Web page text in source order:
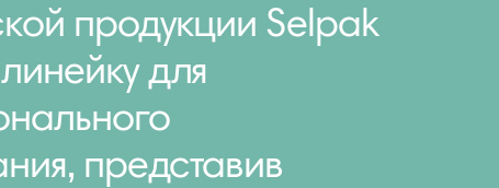
продукции Selpak
для
представив